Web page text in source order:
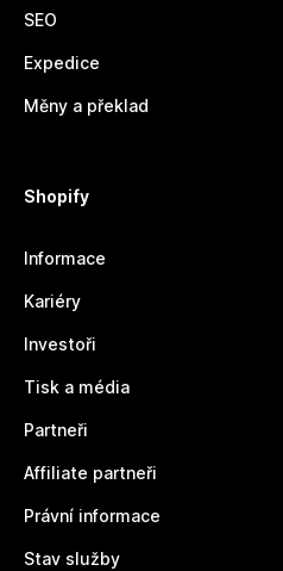
SEO
Expedice
Měny a překlad
Shopify
Informace
Kariéry
Investoři
Tisk a média
Partneři
Affiliate partneři
Právní informace
Stav služby